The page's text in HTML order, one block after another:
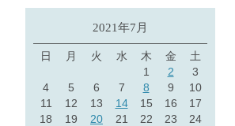
2021年7月
日 月 火 水 木 金
土
1
2
3
4
5 6 7 8 9
10
11
12 13 14 15 16
17
18
19 20 21 22 23
24